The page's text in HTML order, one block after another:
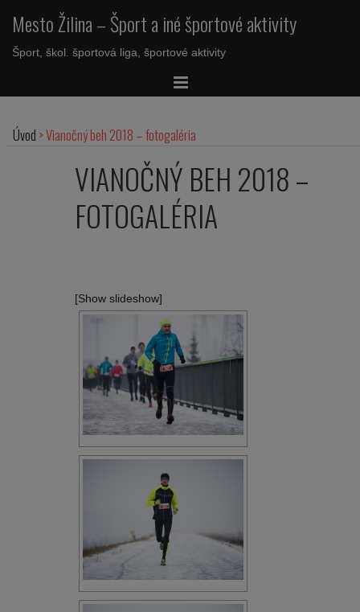
Mesto Žilina – Šport a iné športové aktivity
Šport, škol. športová liga, športové aktivity
Úvod >Vianočný beh 2018 – fotogaléria
VIANOČNÝ BEH 2018 –
FOTOGALÉRIA
[Show slideshow]